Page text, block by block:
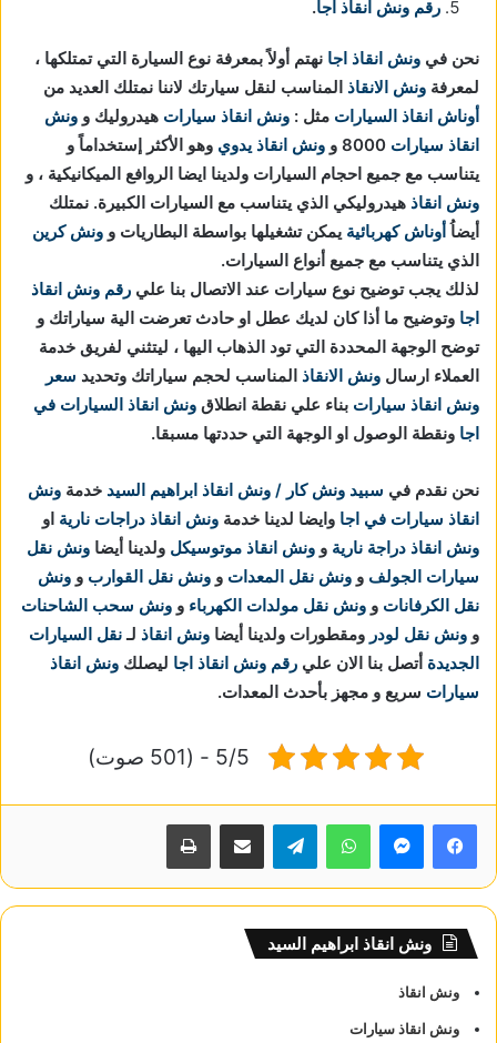
رقم ونش انقاذ اجا.
نحن في ونش انقاذ اجا نهتم أولاً بمعرفة نوع السيارة التي تمتلكها ،
لمعرفة ونش الانقاذ المناسب لنقل سيارتك لاننا نمتلك العديد من
أوناش انقاذ السيارات مثل : ونش انقاذ سيارات هيدروليك و ونش
انقاذ سيارات
ونش انقاذ يدوي وهو الأكثر إستخداماً و
يتناسب مع جميع احجام السيارات ولدينا ايضا الروافع الميكانيكية ، و
ونش انقاذ هيدروليكي الذي يتناسب مع السيارات الكبيرة. نمتلك
أيضاُأوناش كهربائية يمكن تشغيلها بواسطة البطاريات و ونش كرين
الذي يتناسب مع جميع أنواع السيارات.
لذلك يجب توضيح نوع سيارات عند الاتصال بنا علي رقم ونش انقاذ
اجا وتوضيح ما أذا كان لديك عطل او حادث تعرضت الية سياراتك و
توضح الوجهة المحددة التي تود الذهاب اليها ، ليتثني لفريق خدمة
العملاء ارسال ونش الانقاذ المناسب لحجم سياراتك وتحديد سعر
ونش انقاذ سيارات بناء علي نقطة انطلاق ونش انقاذ السيارات في
اجا ونقطة الوصول او الوجهة التي حددتها مسبقا.
نحن نقدم في سبيد ونش كار / ونش انقاذ ابراهيم السيد خدمة ونش
انقاذ سيارات في اجا وايضا لدينا خدمة ونش انقاذ دراجات نارية او
ونش انقاذ دراجة نارية و ونش انقاذ موتوسيكل ولدينا أيضا ونش نقل
سيارات الجولف و ونش نقل المعدات و ونش نقل القوارب و ونش
نقل الكرفانات و ونش نقل مولدات الكهرباء و ونش سحب الشاحنات
و ونش نقل لودر ومقطورات ولدينا أيضا ونش انقاذ لـنقل السيارات
الجديدة أتصل بنا الان علي رقم ونش انقاذ اجا ليصلك ونش انقاذ
سيارات سريع و مجهز بأحدث المعدات.
5/5 - (501 صوت)
واتساب
ونش انقاذ ابراهيم السيد
ونش انقاذ
ونش انقاذ سيارات